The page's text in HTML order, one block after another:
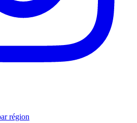
région